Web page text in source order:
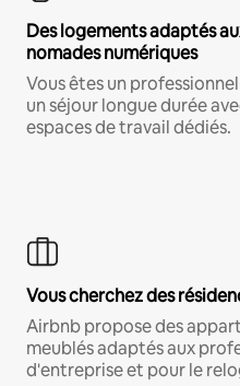
Des logements adaptés
nomades numériques
Vous êtes un
un séjour longue durée
espaces de travail dédiés.
Vous cherchez des
Airbnb propose des
meublés adaptés aux
d'entreprise et pour le